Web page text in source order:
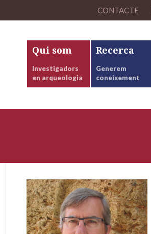
CONTACTE
Qui som
Investigadors
en arqueologia
Recerca
Generem
coneixement